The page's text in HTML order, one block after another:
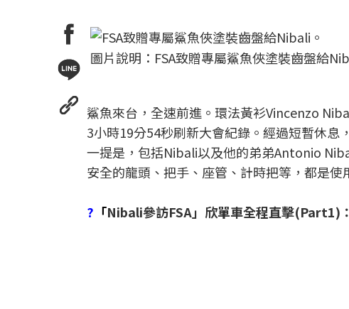
圖片說明：FSA致贈專屬鯊魚俠塗裝齒盤給
鯊魚來台，全速前進。環法黃衫Vincenzo
3小時19分54秒刷新大會紀錄。經過短暫休
一提是，包括Nibali以及他的弟弟Antonio
安全的龍頭、把手、座管、計時把等，都是使
? 「Nibali參訪FSA」欣單車全程直擊(Part1)：